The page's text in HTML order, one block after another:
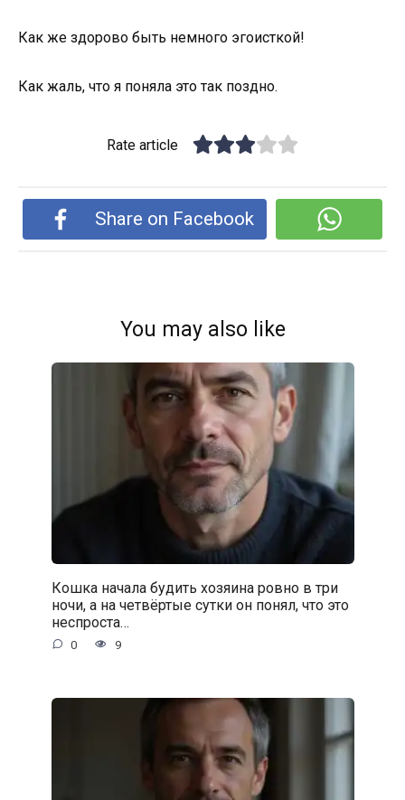
Как же здорово быть немного эгоисткой!
Как жаль, что я поняла это так поздно.
Rate article
Share on Facebook
You may also like
Кошка начала будить хозяина ровно в три
ночи, а на четвёртые сутки он понял, что это
неспроста…
0 9